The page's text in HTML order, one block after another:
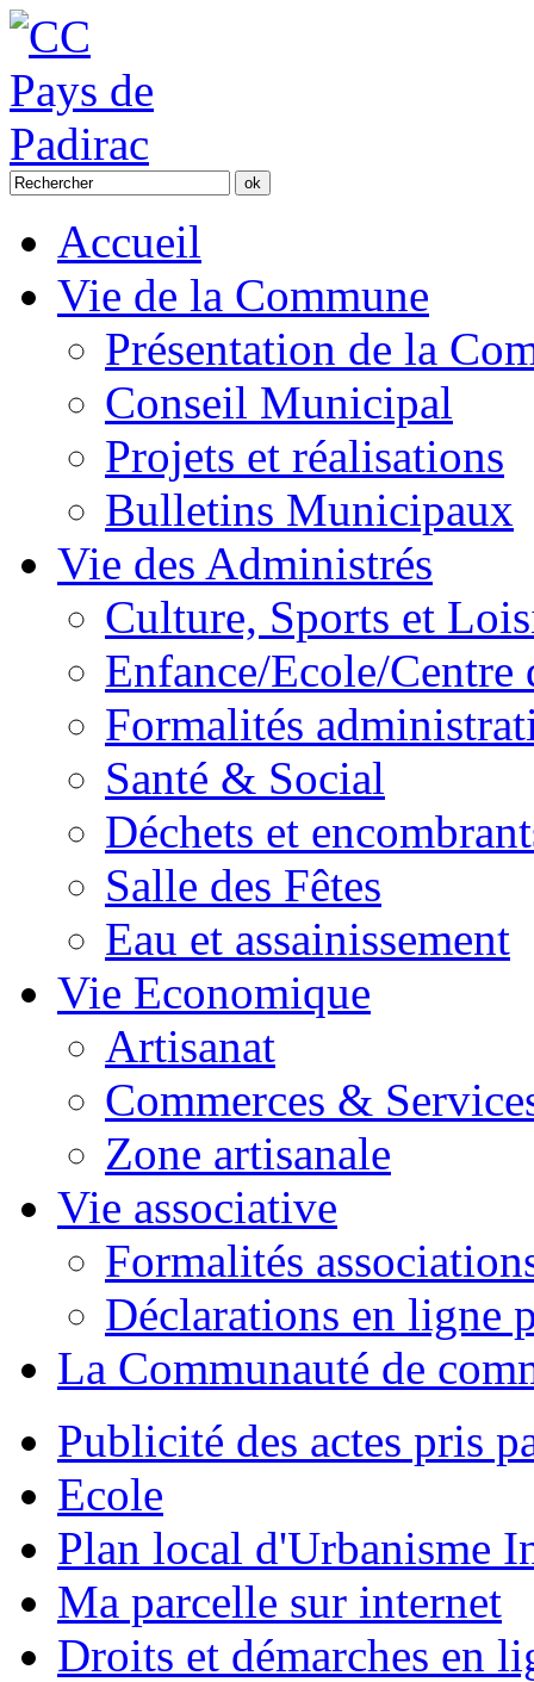
Accueil
Vie de la Commune
Présentation de la
Conseil Municipal
Projets et réalisations
Bulletins Municipaux
Vie des Administrés
Culture, Sports et
Enfance/Ecole/Centre
Formalités
Santé & Social
Déchets et
Salle des Fêtes
Eau et assainissement
Vie Economique
Artisanat
Commerces &
Zone artisanale
Vie associative
Formalités
Déclarations en ligne
La Communauté de
Publicité des actes pris
Ecole
Plan local d'Urbanisme
Ma parcelle sur internet
Droits et démarches en